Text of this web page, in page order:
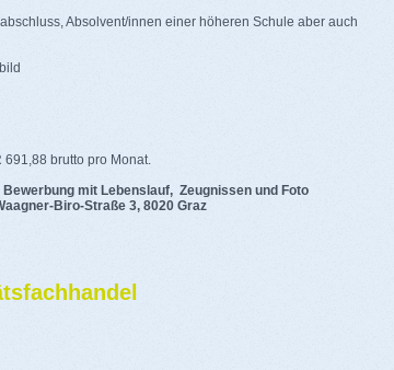
Absolvent/innen einer höheren Schule aber auch
brutto pro Monat.
mit Lebenslauf, Zeugnissen und Foto
Biro-Straße 3, 8020 Graz